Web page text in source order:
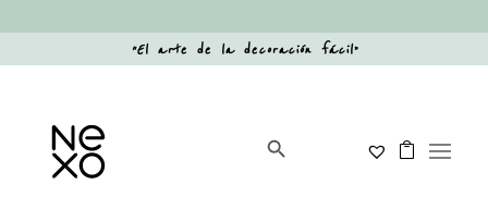
“El arte de la decoración fácil”